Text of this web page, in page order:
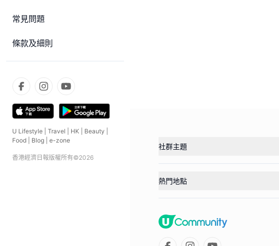
常見問題
條款及細則
U Lifestyle Travel HK Beauty
Food
Blog e-zone
香港經濟日報版權所有©2026
社群主題
熱門地點